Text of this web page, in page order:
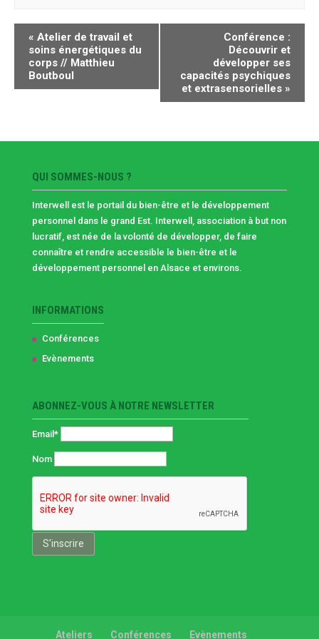
NAVIGATION
ÉVÈNEMENT
« Atelier de travail et
soins énergétiques du
corps // Matthieu
Boutboul
Conférence :
Découvrir et
développer ses
capacités psychiques
et extrasensorielles »
QUI SOMMES-NOUS ?
Interwell est le portail du bien-être et le développement
personnel dans le grand Est. Interwell, association à but non
lucratif, est née de la volonté de développer, de faire
connaître et rendre accessible le bien-être et le
développement personnel en Alsace et environs.
INFORMATIONS
Conférences
Evènements
ABONNEZ-VOUS À NOTRE NEWSLETTER
Email*
Nom
Ateliers Conférences Evènements